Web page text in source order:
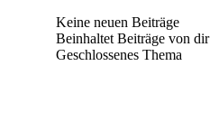
Keine neuen Beiträge
Beinhaltet Beiträge von dir
Geschlossenes Thema